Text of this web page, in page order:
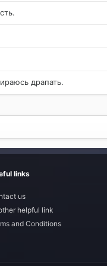
драпать.
links
us
helpful link
and Conditions